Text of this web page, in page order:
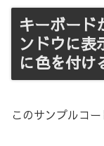
キーボード
ンドウに表
に色を付け
このサンプルコ